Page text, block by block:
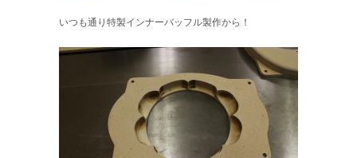
いつも通り特製インナーバッフル製作から！